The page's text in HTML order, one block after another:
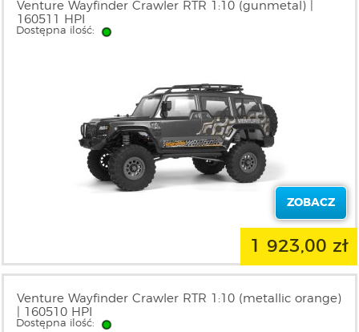
Venture Wayfinder Crawler RTR 1:10 (gunmetal) |
160511 HPI
Dostępna ilość:
ZOBACZ
1 923,00 zł
Venture Wayfinder Crawler RTR 1:10 (metallic orange)
| 160510 HPI
Dostępna ilość: